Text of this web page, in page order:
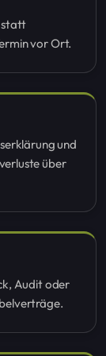
statt
vor Ort.
und
über
Audit oder